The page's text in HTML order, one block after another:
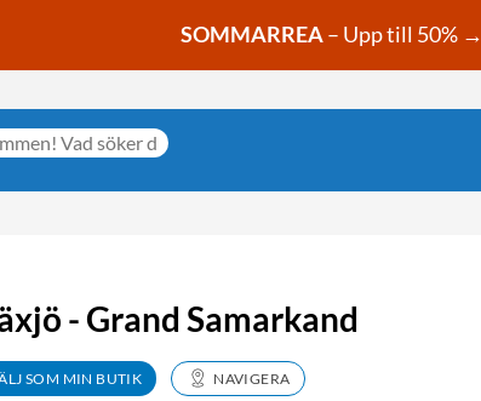
SOMMARREA– Upp till 50% →
- Grand Samarkand
SOM MIN BUTIK NAVIGERA